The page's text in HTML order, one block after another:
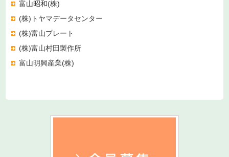
富山昭和(株)
(株)トヤマデータセンター
(株)富山プレート
(株)富山村田製作所
富山明興産業(株)